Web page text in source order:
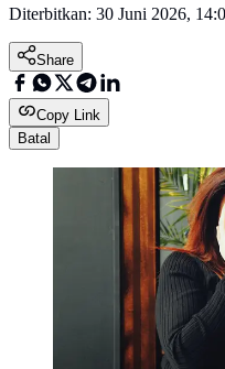
Diterbitkan: 30 Juni 2026,
Share
Copy Link
Batal